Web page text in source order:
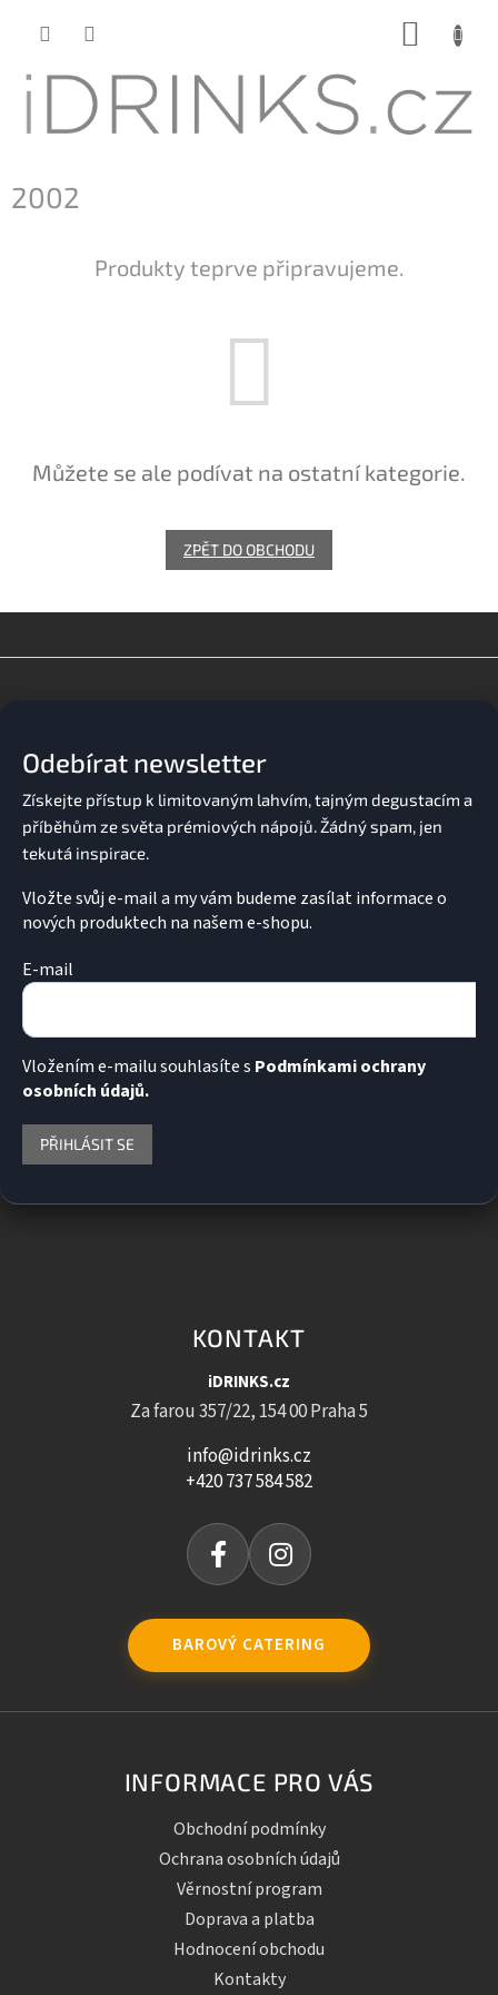
2002
Produkty teprve připravujeme.
Můžete se ale podívat na ostatní kategorie.
ZPĚT DO OBCHODU
Odebírat newsletter
Vložte svůj e-mail a my vám budeme zasílat informace o
nových produktech na našem e-shopu.
E-mail
Vložením e-mailu souhlasíte s Podmínkami ochrany
osobních údajů.
PŘIHLÁSIT SE
KONTAKT
iDRINKS.cz
Za farou 357/22, 154 00 Praha 5
info@idrinks.cz
+420 737 584 582
BAROVÝ CATERING
INFORMACE PRO VÁS
Obchodní podmínky
Ochrana osobních údajů
Věrnostní program
Doprava a platba
Hodnocení obchodu
Kontakty